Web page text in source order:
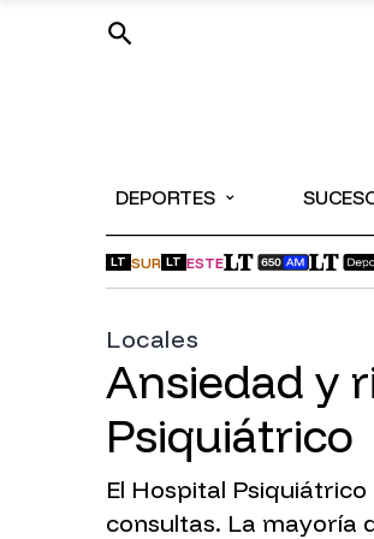
DEPORTES ⌄
LT SUR LT ESTE
Locales
Ansiedad y
Psiquiátrico
El Hospital
consultas. La mayoría